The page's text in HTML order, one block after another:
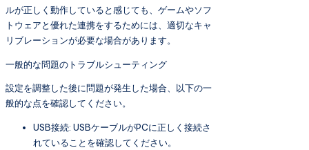
ルが正しく動作していると感じても、ゲームやソフ
トウェアと優れた連携をするためには、適切なキャ
リブレーションが必要な場合があります。
一般的な問題のトラブルシューティング
設定を調整した後に問題が発生した場合、以下の一
般的な点を確認してください。
USB接続: USBケーブルがPCに正しく接続さ
れていることを確認してください。